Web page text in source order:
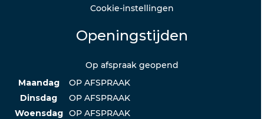
Cookie-instellingen
Openingstijden
Op afspraak geopend
Maandag
OP AFSPRAAK
Dinsdag
OP AFSPRAAK
Woensdag OP AFSPRAAK